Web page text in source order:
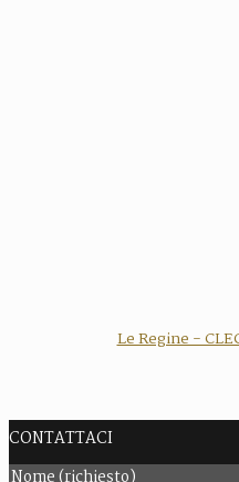
Le Regine -
CONTATTACI